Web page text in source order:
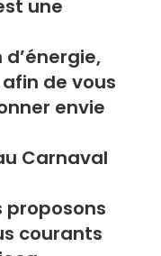
une
de vous
envie
Carnaval
proposons
courants